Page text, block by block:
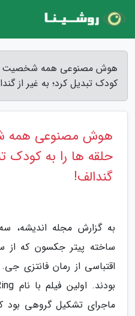
هوش مصنوعی همه شخصیت
کودک تبدیل کرد؛ به غیر از
هوش مصنوعی همه
حلقه ها را به کودک
گندالف!
به گزارش مجله اندیشه،
اقتباسی از رمان فانتزی
ماجرای تشکیل گروهی بود